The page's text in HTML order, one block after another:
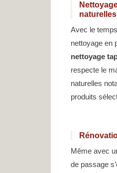
Avec le
nettoyage en
nettoyage
respecte le
naturelles
produits
Même avec
de passage